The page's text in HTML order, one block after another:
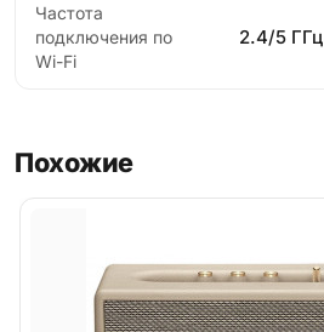
Частота
подключения по
Wi-Fi
2.4/5 ГГц
Похожие